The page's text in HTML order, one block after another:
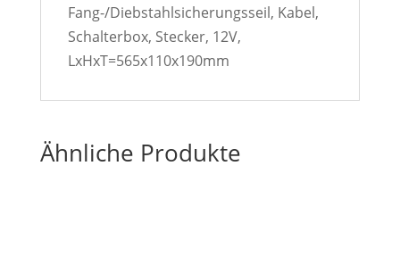
Fang-/Diebstahlsicherungsseil, Kabel,
Schalterbox, Stecker, 12V,
LxHxT=565x110x190mm
Ähnliche Produkte